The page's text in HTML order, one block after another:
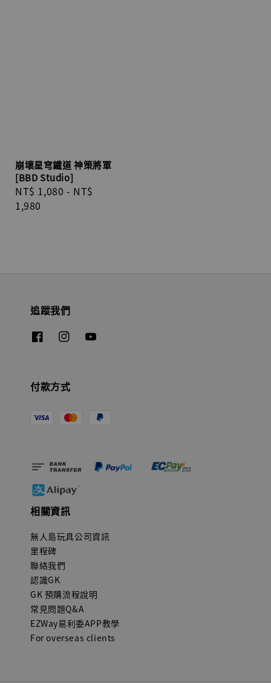
崩壞星穹鐵道 神策將軍
[BBD Studio]
Regular
price
NT$ 1,080 - NT$
1,980
追蹤我們
付款方式
相關資訊
無人島玩具公司資訊
里程碑
聯絡我們
認識GK
GK 預購流程說明
常見問題Q&A
EZWay易利委APP教學
For overseas clients